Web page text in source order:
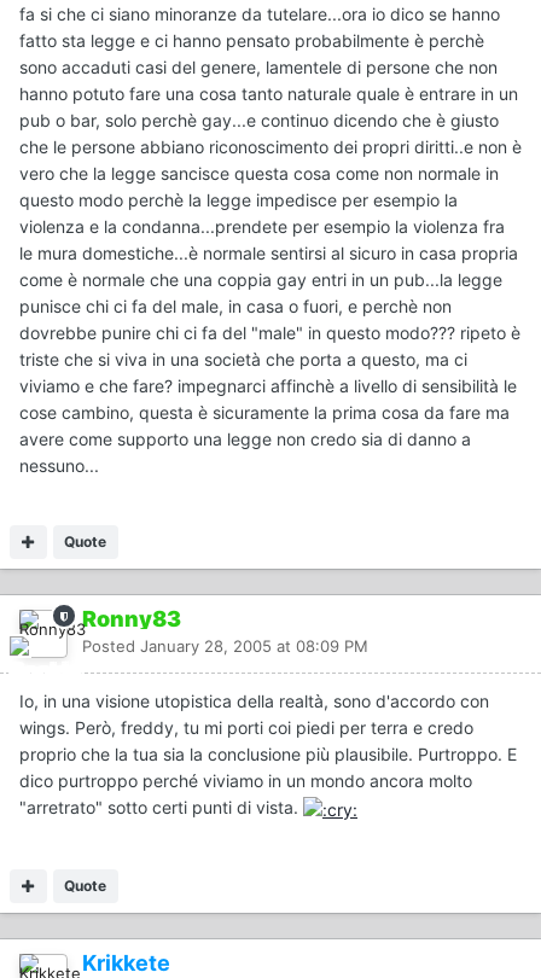
fa si che ci siano minoranze da tutelare...ora io dico se hanno
fatto sta legge e ci hanno pensato probabilmente è perchè
sono accaduti casi del genere, lamentele di persone che non
hanno potuto fare una cosa tanto naturale quale è entrare in un
pub o bar, solo perchè gay...e continuo dicendo che è giusto
che le persone abbiano riconoscimento dei propri diritti..e non è
vero che la legge sancisce questa cosa come non normale in
questo modo perchè la legge impedisce per esempio la
violenza e la condanna...prendete per esempio la violenza fra
le mura domestiche...è normale sentirsi al sicuro in casa propria
come è normale che una coppia gay entri in un pub...la legge
punisce chi ci fa del male, in casa o fuori, e perchè non
dovrebbe punire chi ci fa del "male" in questo modo??? ripeto è
triste che si viva in una società che porta a questo, ma ci
viviamo e che fare? impegnarci affinchè a livello di sensibilità le
cose cambino, questa è sicuramente la prima cosa da fare ma
avere come supporto una legge non credo sia di danno a
nessuno...
Quote
Ronny83
Posted January 28, 2005 at 08:09 PM
Io, in una visione utopistica della realtà, sono d'accordo con
wings. Però, freddy, tu mi porti coi piedi per terra e credo
proprio che la tua sia la conclusione più plausibile. Purtroppo. E
dico purtroppo perché viviamo in un mondo ancora molto
"arretrato" sotto certi punti di vista.
Quote
Krikkete